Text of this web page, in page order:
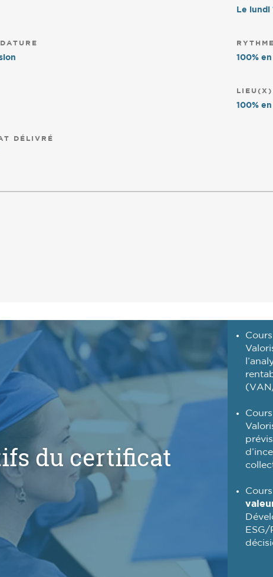
Le lundi
RYTHME
100%
LIEU(X)
100%
DÉLIVRÉ
du certificat